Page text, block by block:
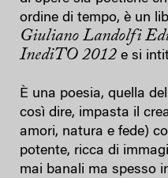
ordine di tempo, è un
Giuliano Landolfi
InediTO 2012 e si
È una poesia, quella
così dire, impasta il
amori, natura e fede)
potente, ricca di
mai banali ma spesso